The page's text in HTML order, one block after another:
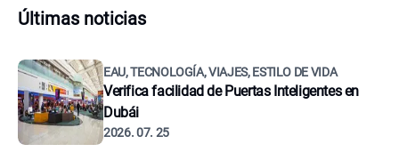
Últimas noticias
EAU, TECNOLOGÍA, VIAJES, ESTILO DE VIDA
Verifica facilidad de Puertas Inteligentes en
Dubái
2026. 07. 25